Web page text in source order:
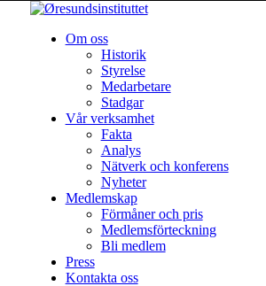
Om oss
Historik
Styrelse
Medarbetare
Stadgar
Vår verksamhet
Fakta
Analys
Nätverk och konferens
Nyheter
Medlemskap
Förmåner och pris
Medlemsförteckning
Bli medlem
Press
Kontakta oss